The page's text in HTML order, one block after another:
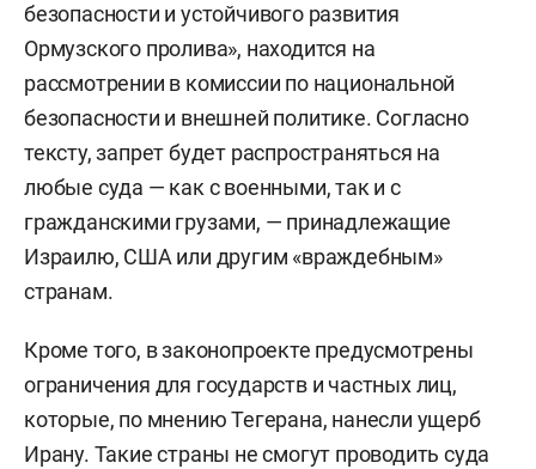
безопасности и устойчивого развития
Ормузского пролива», находится на
рассмотрении в комиссии по национальной
безопасности и внешней политике. Согласно
тексту, запрет будет распространяться на
любые суда — как с военными, так и с
гражданскими грузами, — принадлежащие
Израилю, США или другим «враждебным»
странам.
Кроме того, в законопроекте предусмотрены
ограничения для государств и частных лиц,
которые, по мнению Тегерана, нанесли ущерб
Ирану. Такие страны не смогут проводить суда